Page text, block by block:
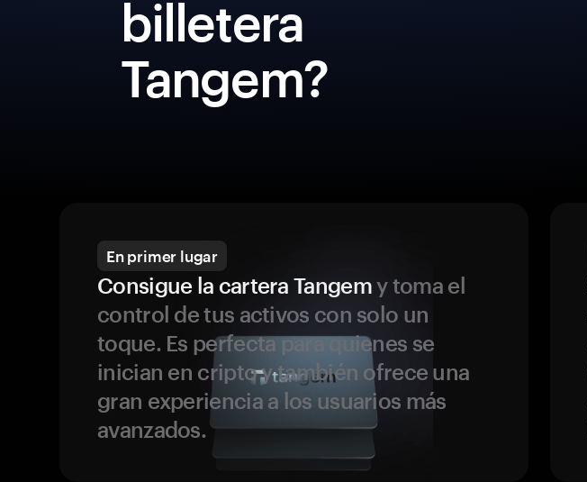
billetera
Tangem?
En primer lugar
Consigue la cartera Tangemy toma el
control de tus activos con solo un
toque. Es perfecta para quienes se
inician en cripto y también ofrece una
gran experiencia a los usuarios más
avanzados.